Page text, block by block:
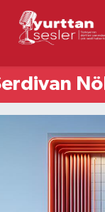
ve Fikstür